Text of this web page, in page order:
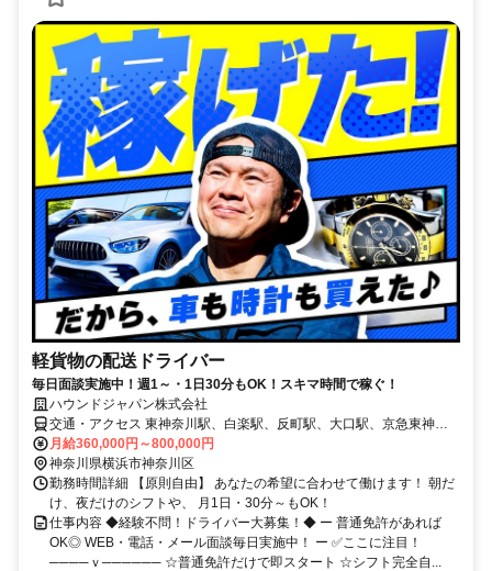
軽貨物の配送ドライバー
毎日面談実施中！週1～・1日30分もOK！スキマ時間で稼ぐ！
ハウンドジャパン株式会社
交通・アクセス 東神奈川駅、白楽駅、反町駅、大口駅、京急東神奈
川駅
月給360,000円～800,000円
神奈川県横浜市神奈川区
勤務時間詳細 【原則自由】 あなたの希望に合わせて働けます！ 朝だ
け、夜だけのシフトや、 月1日・30分～もOK！
仕事内容 ◆経験不問！ドライバー大募集！◆ ー 普通免許があれば
OK◎ WEB・電話・メール面談毎日実施中！ ー ✅ここに注目！
────ｖ────── ☆普通免許だけで即スタート ☆シフト完全自...